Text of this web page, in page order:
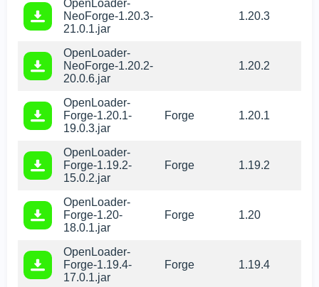
OpenLoader-
NeoForge-1.20.3-
21.0.1.jar
1.20.3
OpenLoader-
NeoForge-1.20.2-
20.0.6.jar
1.20.2
OpenLoader-
Forge-1.20.1-
19.0.3.jar
Forge 1.20.1
OpenLoader-
Forge-1.19.2-
15.0.2.jar
Forge 1.19.2
OpenLoader-
Forge-1.20-
18.0.1.jar
Forge 1.20
OpenLoader-
Forge-1.19.4-
17.0.1.jar
Forge 1.19.4